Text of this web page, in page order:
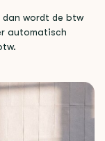
dan wordt de btw
automatisch